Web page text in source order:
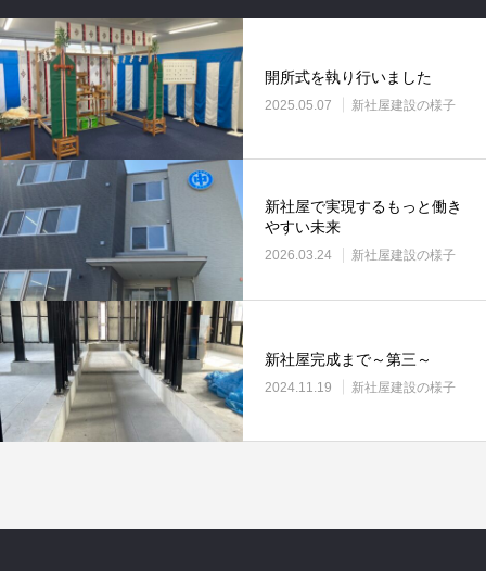
開所式を執り行いました
2025.05.07 新社屋建設の様子
新社屋で実現するもっと働き
やすい未来
2026.03.24 新社屋建設の様子
新社屋完成まで～第三～
2024.11.19 新社屋建設の様子